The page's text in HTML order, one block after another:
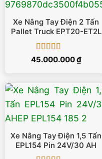
Xe Nâng Tay Điện 2 Tấn
Pallet Truck EPT20-ET2L
Được xếp
45.000.000₫
Xe Nâng Tay Điện 1,5 Tấn
EPL154 Pin 24V/30 AH